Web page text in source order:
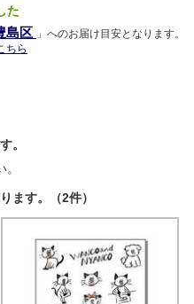
た
島区 」へのお届け目安となります。
ちら
。
ます。（2件）